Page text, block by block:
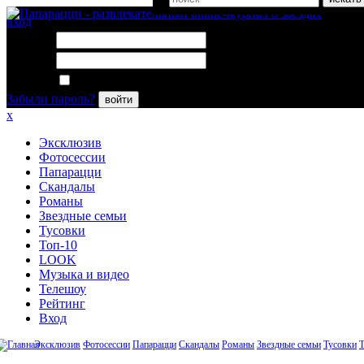
вход
Забыли пароль?
войти
x
Эксклюзив
Фотосессии
Папарацци
Скандалы
Романы
Звездные семьи
Тусовки
Топ-10
LOOK
Музыка и видео
Телешоу
Рейтинг
Вход
Эксклюзив Фотосессии Папарацци Скандалы Романы Звездные семьи Тусовки